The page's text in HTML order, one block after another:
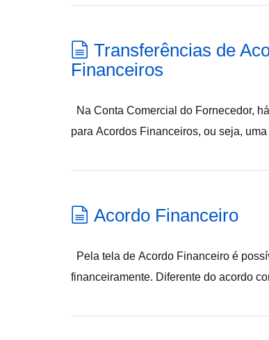
Transferências de
Financeiros
Na Conta Comercial do Fornecedor,
para Acordos Financeiros, ou seja,
Acordo Financeiro
Pela tela de Acordo Financeiro é
financeiramente. Diferente do acordo